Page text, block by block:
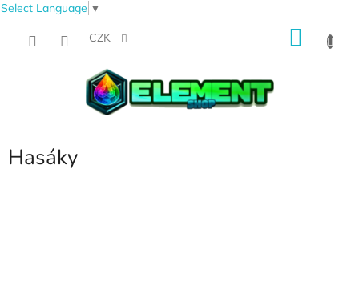
Select Language ▼
CZK
Hasáky